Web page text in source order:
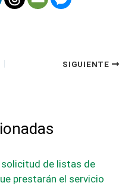
SIGUIENTE